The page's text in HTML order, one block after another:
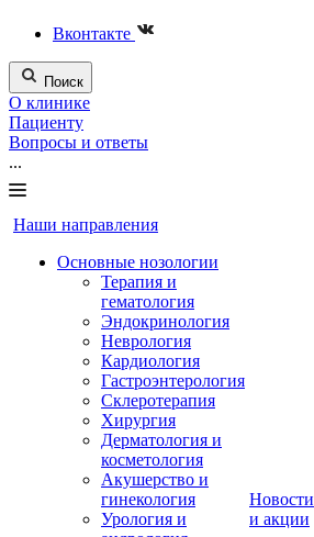
Вконтакте
Поиск
О клинике
Пациенту
Вопросы и ответы
...
Наши направления
Основные нозологии
Терапия и
гематология
Эндокринология
Неврология
Кардиология
Гастроэнтерология
Склеротерапия
Хирургия
Дерматология и
косметология
Акушерство и
гинекология
Урология и
Новости
и акции